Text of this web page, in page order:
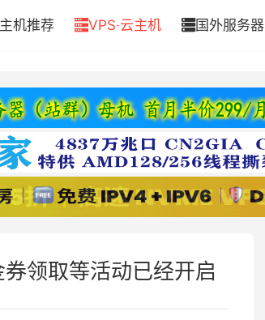
主机推荐 VPS·云主机 国外服务器
领取等活动已经开启